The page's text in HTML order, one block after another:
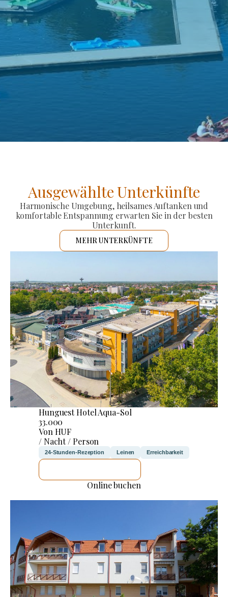
Ausgewählte Unterkünfte
Harmonische Umgebung, heilsames Auftanken und
komfortable Entspannung erwarten Sie in der besten
Unterkunft.
MEHR UNTERKÜNFTE
Hunguest Hotel Aqua-Sol
33.000
Von HUF
/ Nacht / Person
24-Stunden-Rezeption Leinen Erreichbarkeit
Online buchen